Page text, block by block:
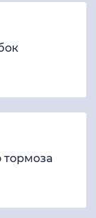
тормоза